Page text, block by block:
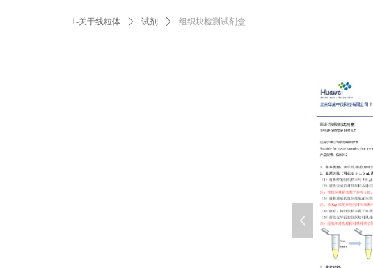
1-关于线粒体 ꄲ 试剂 ꄲ 组织块检测试剂盒
넳